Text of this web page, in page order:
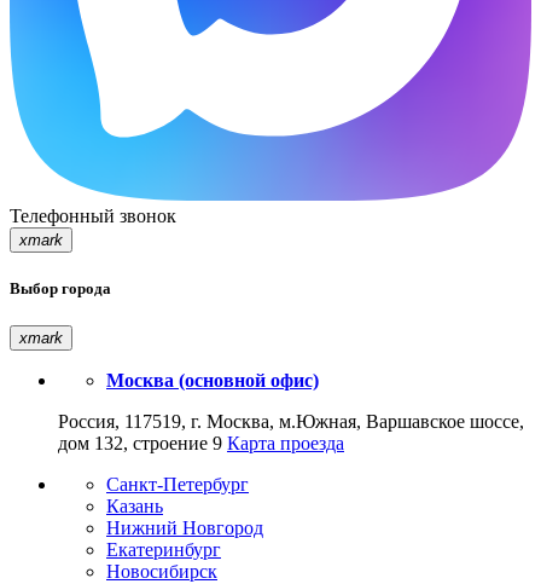
Телефонный звонок
xmark
Выбор города
xmark
Москва (основной офис)
Россия, 117519, г. Москва, м.Южная, Варшавское шоссе,
дом 132, строение 9 Карта проезда
Санкт-Петербург
Казань
Нижний Новгород
Екатеринбург
Новосибирск